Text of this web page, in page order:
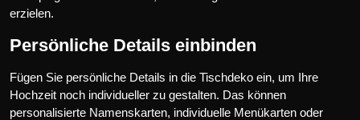
erzielen.
Persönliche Details einbinden
Fügen Sie persönliche Details in die Tischdeko ein, um Ihre
Hochzeit noch individueller zu gestalten. Das können
personalisierte Namenskarten, individuelle Menükarten oder